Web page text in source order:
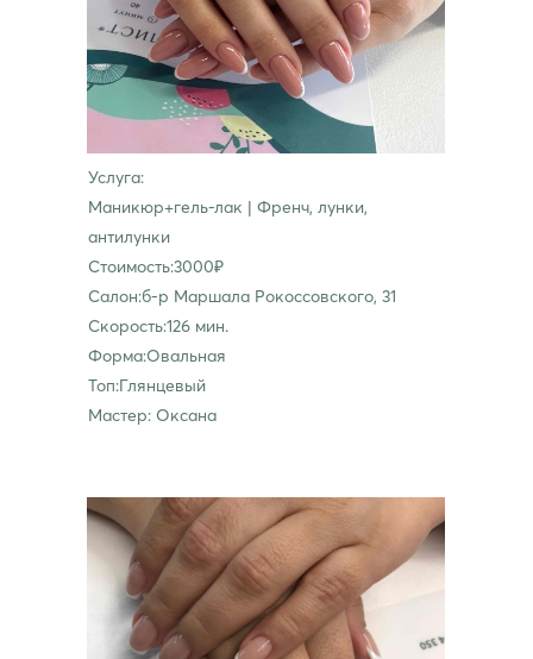
Услуга:
Маникюр+гель-лак | Френч, лунки,
антилунки
Стоимость:3000₽
Салон:б-р Маршала Рокоссовского, 31
Скорость:126 мин.
Форма:Овальная
Топ:Глянцевый
Мастер: Оксана